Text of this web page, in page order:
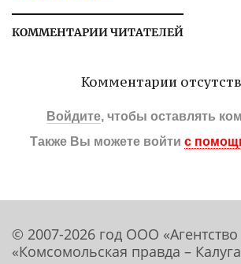
КОММЕНТАРИИ ЧИТАТЕЛЕЙ
Комментарии
Войдите, чтобы оставлять
Также Вы можете войти с
© 2007-2026 год ООО «Агентство
«Комсомольская правда –